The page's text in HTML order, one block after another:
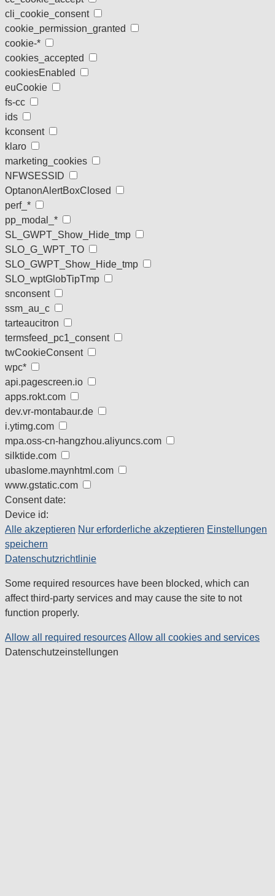
cli_cookie_consent
cookie_permission_granted
cookie-*
cookies_accepted
cookiesEnabled
euCookie
fs-cc
ids
kconsent
klaro
marketing_cookies
NFWSESSID
OptanonAlertBoxClosed
perf_*
pp_modal_*
SL_GWPT_Show_Hide_tmp
SLO_G_WPT_TO
SLO_GWPT_Show_Hide_tmp
SLO_wptGlobTipTmp
snconsent
ssm_au_c
tarteaucitron
termsfeed_pc1_consent
twCookieConsent
wpc*
api.pagescreen.io
apps.rokt.com
dev.vr-montabaur.de
i.ytimg.com
mpa.oss-cn-hangzhou.aliyuncs.com
silktide.com
ubaslome.maynhtml.com
www.gstatic.com
Consent date:
Device id:
Alle akzeptieren Nur erforderliche akzeptieren Einstellungen
speichern
Datenschutzrichtlinie
Some required resources have been blocked, which can
affect third-party services and may cause the site to not
function properly.
Allow all required resourcesAllow all cookies and services
Datenschutzeinstellungen